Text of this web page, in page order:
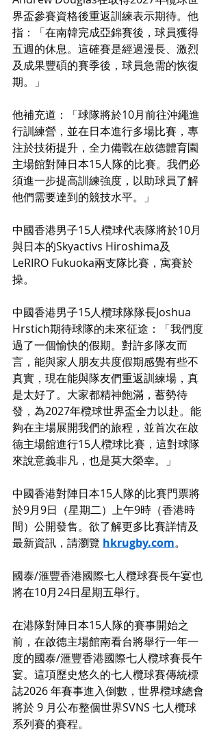
界盃參賽資格後重返訓練表示期待。他
指：「在南韓完成亞錦賽後，球員獲得
五週的休息。這確賽是經過漫長、激烈
及成果豐碩的賽季後，球員急需的恢復
期。」
他補充道：「球隊將於10月前往沖繩進
行訓練營，並在日本進行多場比賽，專
注於技術提升，全力備戰在啟德體育園
主場館對陣日本15人隊的比賽。我們必
須進一步提高訓練強度，以助球員了解
他們需要達到的競技水平。」
中國香港男子15人欖球代表隊將於10月
與日本的Skyactivs Hiroshima及
LeRIRO Fukuoka兩支隊比賽，寓賽於
操。
中國香港男子15人欖球隊隊長Joshua
Hrstich期待球隊的未來征途：「我們度
過了一個愉快的假期。對許多隊友而
言，能與家人朋友共度假期感覺有些不
真實，現在能與隊友們重返訓練場，真
是太好了。大家都精神飽滿，蓄勢待
發，為2027年欖球世界盃全力以赴。能
夠在主場展開我們的旅程，並首次在啟
德主場館進行15人欖球比賽，這對球隊
來說意義非凡，也是莫大榮幸。」
中國香港對陣日本15人隊的比賽門票將
於9月9日（星期二）上午9時（香港時
間）公開發售。欲了解更多比賽詳情及
最新資訊，請瀏覽 hkrugby.com。
國泰/滙豐香港國際七人欖球賽長午宴也
將在10月24日星期五舉行。
在港隊對陣日本15人隊的賽事開始之
前，在啟德主場館南看台將舉行一年一
度的國泰/滙豐香港國際七人欖球賽長午
宴。這項歷史悠久的七人欖球賽傳統標
誌2026 年賽事進入倒數，世界欖球總會
將於 9 月公布整個世界SVNS 七人欖球
系列賽的賽程。